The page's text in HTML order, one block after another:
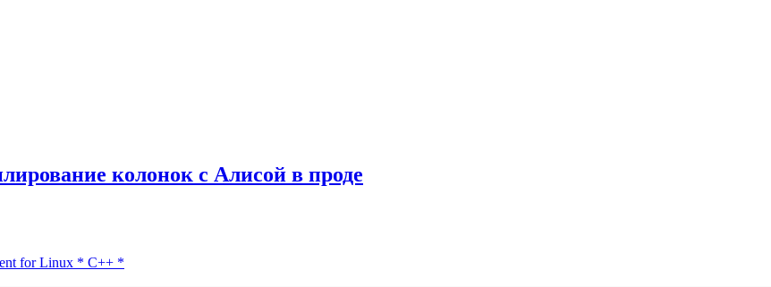
колонок с Алисой в проде
for Linux * C++ *